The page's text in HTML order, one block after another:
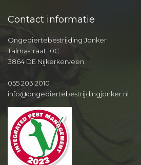
Contact informatie
Ongediertebestrijding Jonker
Talmastraat 10C
3864 DE Nijkerkerveen
055 203 2010
info@ongediertebestrijdingjonker.nl